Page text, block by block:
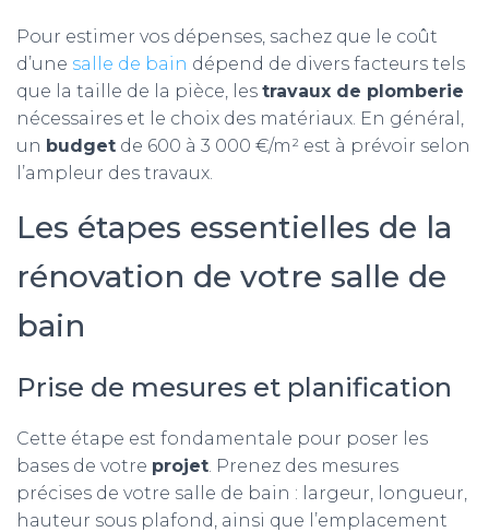
Pour estimer vos dépenses, sachez que le coût
d’une salle de bain dépend de divers facteurs tels
que la taille de la pièce, les travaux de plomberie
nécessaires et le choix des matériaux. En général,
un budget de 600 à 3 000 €/m² est à prévoir selon
l’ampleur des travaux.
Les étapes essentielles de la
rénovation de votre salle de
bain
Prise de mesures et planification
Cette étape est fondamentale pour poser les
bases de votre projet. Prenez des mesures
précises de votre salle de bain : largeur, longueur,
hauteur sous plafond, ainsi que l’emplacement